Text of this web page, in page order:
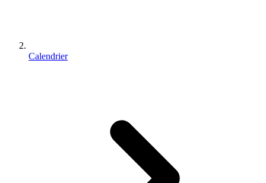
Calendrier